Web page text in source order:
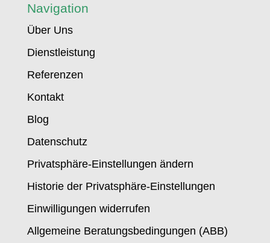
Navigation
Über Uns
Dienstleistung
Referenzen
Kontakt
Blog
Datenschutz
Privatsphäre-Einstellungen ändern
Historie der Privatsphäre-Einstellungen
Einwilligungen widerrufen
Allgemeine Beratungsbedingungen (ABB)